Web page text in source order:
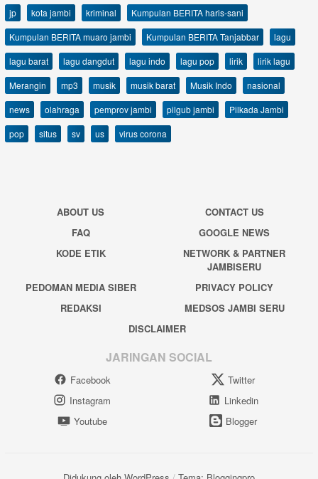
jp
kota jambi kriminal
Kumpulan BERITA haris-sani
Kumpulan BERITA muaro jambi
Kumpulan BERITA Tanjabbar
lagu
lagu barat
lagu dangdut lagu indo lagu pop lirik
lirik lagu
Merangin
mp3 musik musik barat Musik Indo
nasional
news
olahraga pemprov jambi pilgub jambi
Pilkada Jambi
pop
situs sv us virus corona
ABOUT US
CONTACT US
FAQ
GOOGLE NEWS
KODE ETIK
NETWORK & PARTNER
JAMBISERU
PEDOMAN MEDIA SIBER
PRIVACY POLICY
REDAKSI
MEDSOS JAMBI SERU
DISCLAIMER
JARINGAN SOCIAL
Facebook
Twitter
Instagram
Linkedin
Youtube
Blogger